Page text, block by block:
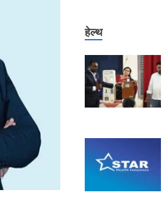
हेल्थ